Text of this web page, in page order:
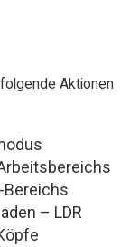
Aktionen
Bereichs
– LDR